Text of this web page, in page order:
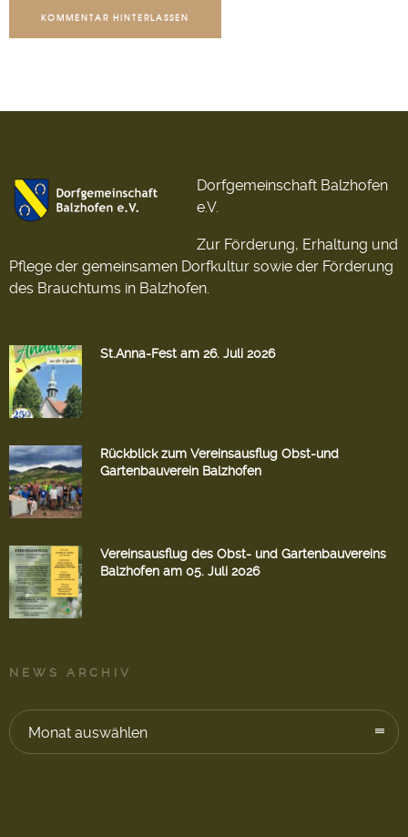
KOMMENTAR HINTERLASSEN
Dorfgemeinschaft Balzhofen
e.V.
Zur Förderung, Erhaltung und
Pflege der gemeinsamen Dorfkultur sowie der Förderung
des Brauchtums in Balzhofen.
St.Anna-Fest am 26. Juli 2026
Rückblick zum Vereinsausflug Obst-und
Gartenbauverein Balzhofen
Vereinsausflug des Obst- und Gartenbauvereins
Balzhofen am 05. Juli 2026
NEWS ARCHIV
Monat auswählen